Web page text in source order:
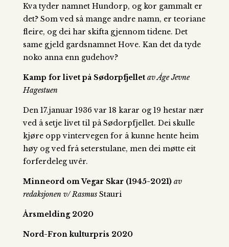
Kva tyder namnet Hundorp, og kor gammalt er
det? Som ved så mange andre namn, er teoriane
fleire, og dei har skifta gjennom tidene. Det
same gjeld gardsnamnet Hove. Kan det da tyde
noko anna enn gudehov?
Kamp for livet på Sødorpfjellet av Åge Jevne
Hagestuen
Den 17.januar 1936 var 18 karar og 19 hestar nær
ved å setje livet til på Sødorpfjellet. Dei skulle
kjøre opp vintervegen for å kunne hente heim
høy og ved frå seterstulane, men dei møtte eit
forferdeleg uvêr.
Minneord om Vegar Skar (1945-2021) av
redaksjonen v/ Rasmus Stauri
Årsmelding 2020
Nord-Fron kulturpris 2020